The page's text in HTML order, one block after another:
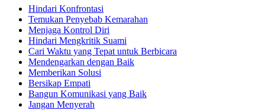
Hindari Konfrontasi
Temukan Penyebab Kemarahan
Menjaga Kontrol Diri
Hindari Mengkritik Suami
Cari Waktu yang Tepat untuk Berbicara
Mendengarkan dengan Baik
Memberikan Solusi
Bersikap Empati
Bangun Komunikasi yang Baik
Jangan Menyerah